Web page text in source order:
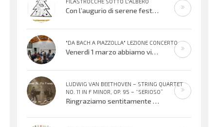
"DA BACH A PIAZZOLLA" LEZIONE CONCERTO
LUDWIG VAN BEETHOVEN – STRING QUARTET
NO. 11 IN F MINOR, OP. 95 – “SERIOSO”